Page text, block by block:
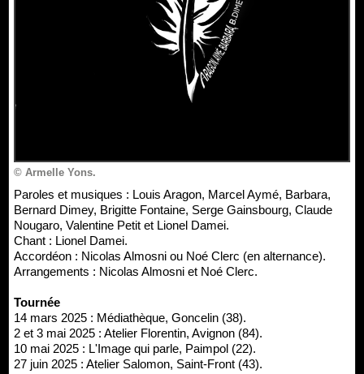
© Armelle Yons.
Paroles et musiques : Louis Aragon, Marcel Aymé, Barbara,
Bernard Dimey, Brigitte Fontaine, Serge Gainsbourg, Claude
Nougaro, Valentine Petit et Lionel Damei.
Chant : Lionel Damei.
Accordéon : Nicolas Almosni ou Noé Clerc (en alternance).
Arrangements : Nicolas Almosni et Noé Clerc.
Tournée
14 mars 2025 : Médiathèque, Goncelin (38).
2 et 3 mai 2025 : Atelier Florentin, Avignon (84).
10 mai 2025 : L'Image qui parle, Paimpol (22).
27 juin 2025 : Atelier Salomon, Saint-Front (43).